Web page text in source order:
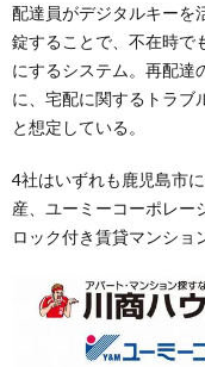
配達員がデジタルキーを
錠することで、不在時で
にするシステム。再配達
に、宅配に関するトラブ
と想定している。
4社はいずれも鹿児島市
産、ユーミーコーポレー
ロック付き賃貸マンショ